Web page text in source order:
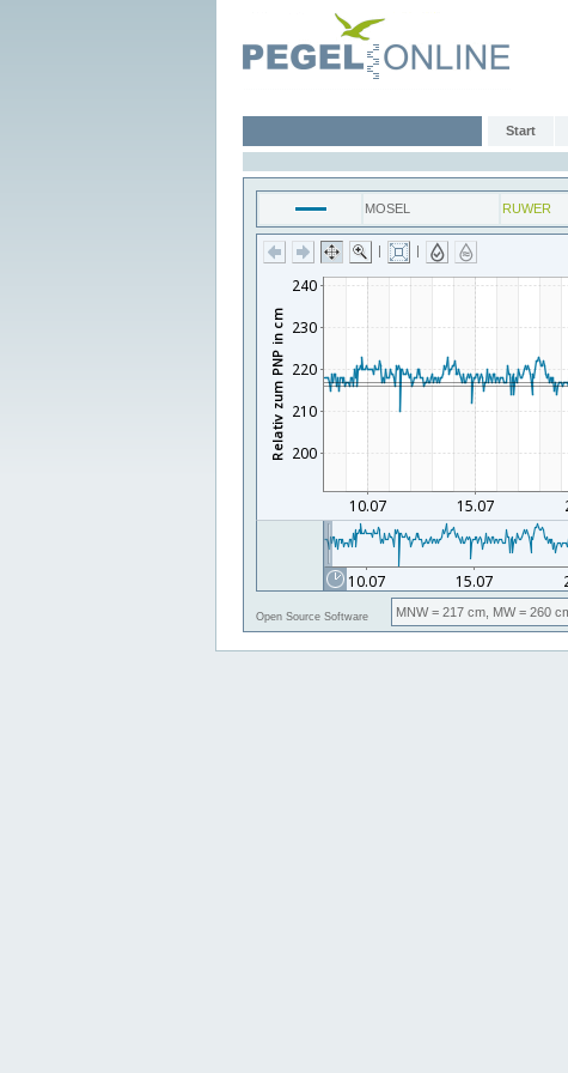
Start
MOSEL RUWER
| |
Open Source Software MNW= 217 cm, MW= 260